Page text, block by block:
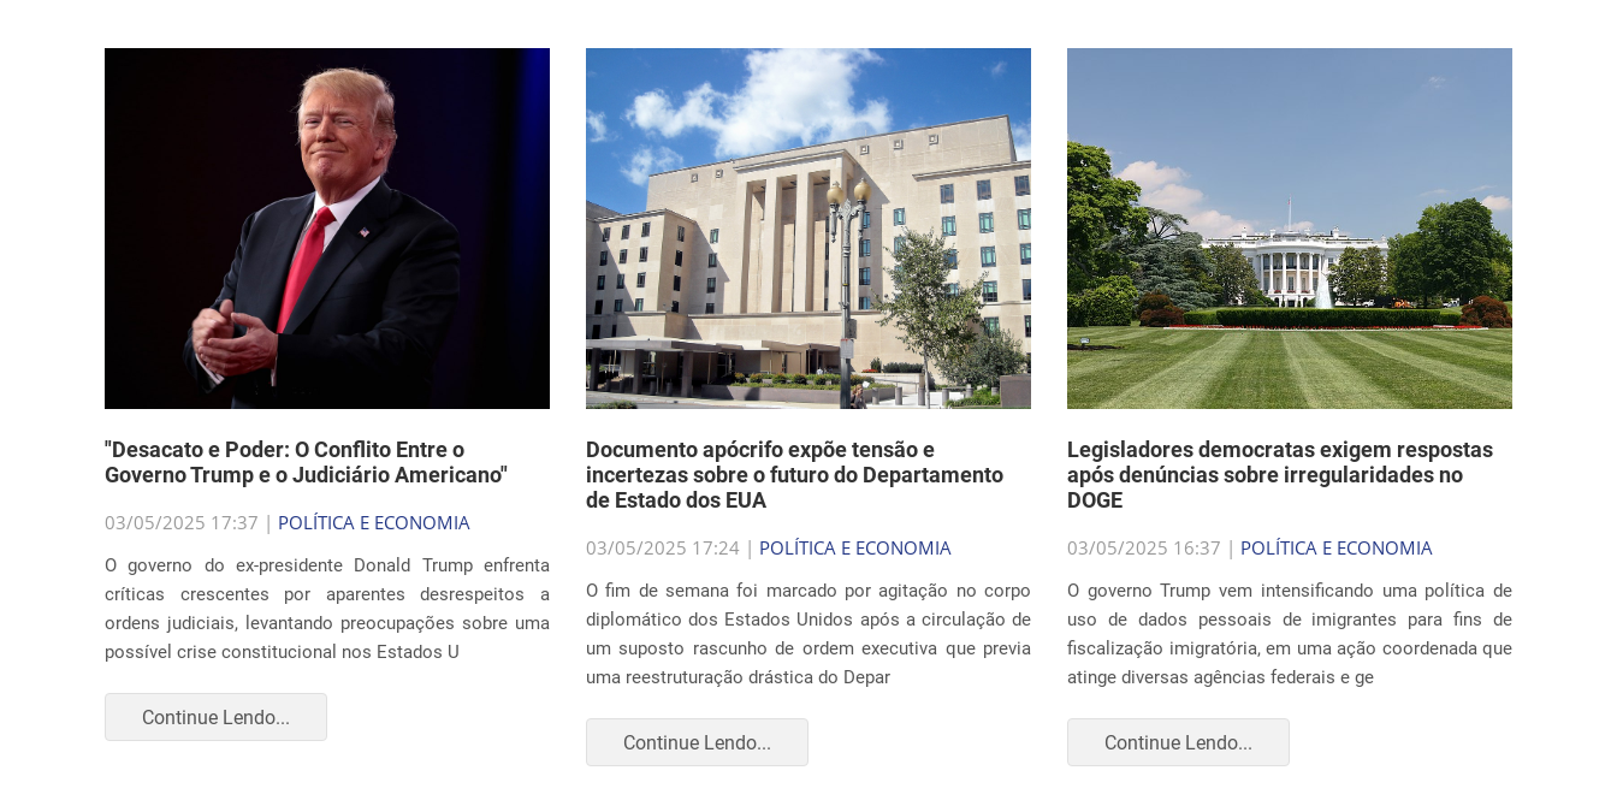
"Desacato e Poder: O Conflito Entre o
Governo Trump e o Judiciário Americano"
03/05/2025 17:37 | POLÍTICA E ECONOMIA
O governo do ex-presidente Donald Trump enfrenta
críticas crescentes por aparentes desrespeitos a
ordens judiciais, levantando preocupações sobre uma
possível crise constitucional nos Estados U
Continue Lendo...
Documento apócrifo expõe tensão e
incertezas sobre o futuro do Departamento
de Estado dos EUA
03/05/2025 17:24 | POLÍTICA E ECONOMIA
O fim de semana foi marcado por agitação no corpo
diplomático dos Estados Unidos após a circulação de
um suposto rascunho de ordem executiva que previa
uma reestruturação drástica do Depar
Continue Lendo...
Legisladores democratas exigem respostas
após denúncias sobre irregularidades no
DOGE
03/05/2025 16:37 | POLÍTICA E ECONOMIA
O governo Trump vem intensificando uma política de
uso de dados pessoais de imigrantes para fins de
fiscalização imigratória, em uma ação coordenada que
atinge diversas agências federais e ge
Continue Lendo...